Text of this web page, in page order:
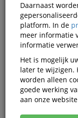
MVO-
Mensen
Daarnaast
platform. In de
meer informatie
informatie
Het is mogelijk
later te wijzigen.
worden alleen
goede werking
aan onze